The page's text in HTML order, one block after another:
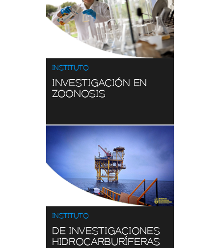
INSTITUTO
INVESTIGACIÓN EN
ZOONOSIS
INSTITUTO
DE INVESTIGACIONES
HIDROCARBURÍFERAS
MOVILIDAD
Ver aquí
Ver aquí